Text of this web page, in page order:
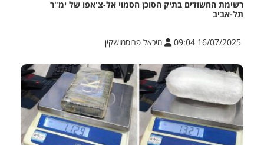
רשימת החשודים בתיק הסוכן הסמוי אל-צ'אפו של ימ"ר
תל-אביב
16/07/2025 09:04 מיכאל פרוסמושקין